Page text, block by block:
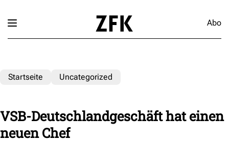
Abo
Startseite Uncategorized
VSB-Deutschlandgeschäft hat einen
neuen Chef